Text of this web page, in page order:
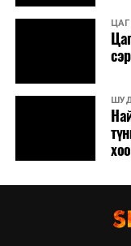
ЦАГ